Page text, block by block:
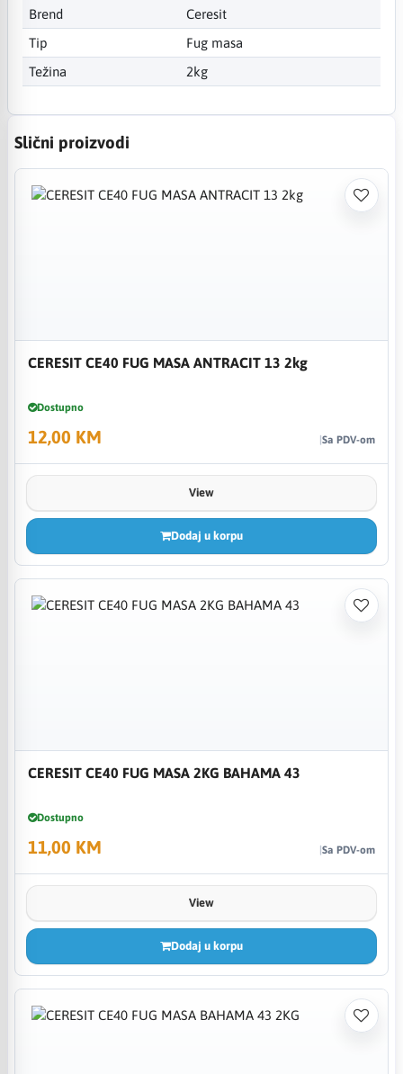
Brend
Ceresit
Tip
Fug masa
Težina
2kg
Slični proizvodi
CERESIT CE40 FUG MASA ANTRACIT 13 2kg
Dostupno
12,00 KM Sa PDV-om
View
Dodaj u korpu
CERESIT CE40 FUG MASA 2KG BAHAMA 43
Dostupno
11,00 KM Sa PDV-om
View
Dodaj u korpu